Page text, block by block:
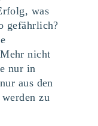
was
gefährlich?
nicht
nur in
aus den
zu